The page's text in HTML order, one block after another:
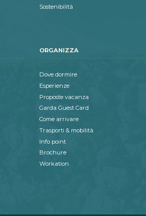
Sostenibilità
ORGANIZZA
Dove dormire
Esperienze
Proposte vacanza
Garda Guest Card
Come arrivare
Trasporti & mobilità
Info point
Brochure
Workation